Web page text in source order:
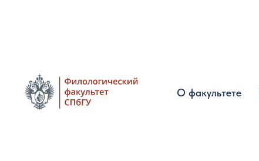
О факультете
О факультете